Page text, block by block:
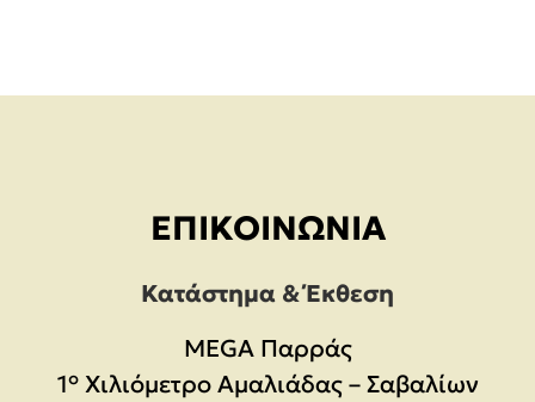
ΕΠΙΚΟΙΝΩΝΊΑ
Κατάστημα & Έκθεση
MEGA Παρράς
1° Χιλιόμετρο Αμαλιάδας – Σαβαλίων